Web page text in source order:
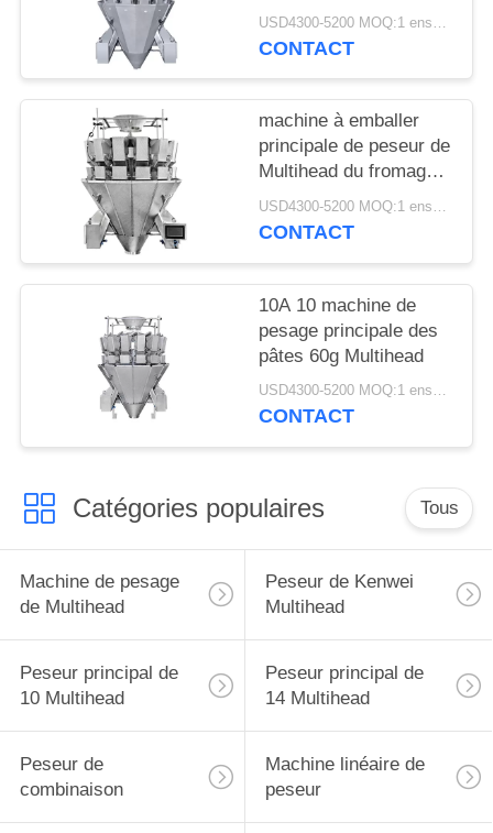
Multihead des
conserves au vinaigre
USD4300-5200 MOQ:1 ensemble
CONTACT
machine à emballer
principale de peseur de
Multihead du fromage
20g 12
USD4300-5200 MOQ:1 ensemble
CONTACT
10A 10 machine de
pesage principale des
pâtes 60g Multihead
USD4300-5200 MOQ:1 ensemble
CONTACT
Catégories populaires Tous
Machine de pesage
de Multihead
Peseur de Kenwei
Multihead
Peseur principal de
10 Multihead
Peseur principal de
14 Multihead
Peseur de
combinaison
Machine linéaire de
peseur